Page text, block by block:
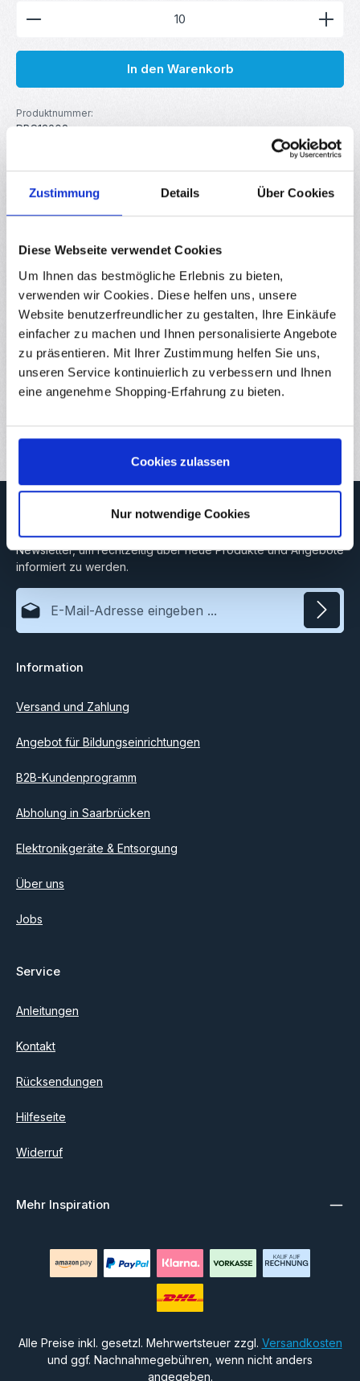
Zustimmung Details Über Cookies
Diese Webseite verwendet Cookies
Um Ihnen das bestmögliche Erlebnis zu bieten,
verwenden wir Cookies. Diese helfen uns, unsere
Website benutzerfreundlicher zu gestalten, Ihre Einkäufe
einfacher zu machen und Ihnen personalisierte Angebote
zu präsentieren. Mit Ihrer Zustimmung helfen Sie uns,
unseren Service kontinuierlich zu verbessern und Ihnen
eine angenehme Shopping-Erfahrung zu bieten.
Cookies zulassen
Nur notwendige Cookies
Produkt Anzahl: Gib den gewünschten Wert ein
In den Warenkorb
Produktnummer:
RBS13902
Hersteller:
your droid
Beschreibung
Metallschichtwiderstand für DIY-Elektronik, Robotik, Arduino,
Raspberry Pi uvm. Linearer Festwiderstand mit
Eigenschaften
Hersteller
Downloads
Bewertungen
Abonnieren Sie jetzt unseren regelmäßig erscheinenden
Newsletter, um rechtzeitig über neue Produkte und Angebote
informiert zu werden.
E-Mail-Adresse*
Ich habe dieDatenschutzbestimmungen
einverstanden.
Information
Versand und Zahlung
Angebot für Bildungseinrichtungen
B2B-Kundenprogramm
Abholung in Saarbrücken
Elektronikgeräte & Entsorgung
Über uns
Jobs
Service
Anleitungen
Kontakt
Rücksendungen
Hilfeseite
Widerruf
Mehr Inspiration
Alle Preise inkl. gesetzl. Mehrwertsteuer zzgl. Versandkosten
und ggf. Nachnahmegebühren, wenn nicht anders
angegeben.